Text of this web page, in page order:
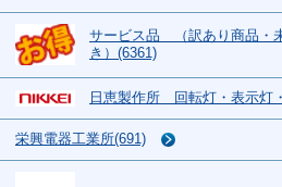
サービス品 （訳あり商品・
き）(6361)
日恵製作所 回転灯・表示灯
栄興電器工業所(691)